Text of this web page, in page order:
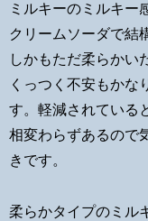
ミルキーのミルキー
クリームソーダで結
しかもただ柔らかい
くっつく不安もかな
す。軽減されている
相変わらずあるので
きです。
柔らかタイプのミル